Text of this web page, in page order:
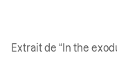
Extrait de “In the